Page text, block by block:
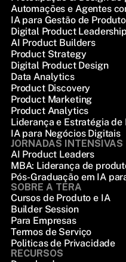
Automações e Agentes
IA para Gestão de
Digital Product Leadership
AI Product Builders
Product Strategy
Digital Product Design
Data Analytics
Product Discovery
Product Marketing
Product Analytics
Liderança e Estratégia de
IA para Negócios Digitais
JORNADAS INTENSIVAS
AI Product Leaders
MBA: Liderança de
Pós-Graduação em IA
SOBRE A TERA
Cursos de Produto e IA
Builder Session
Para Empresas
Termos de Serviço
Politicas de Privacidade
RECURSOS